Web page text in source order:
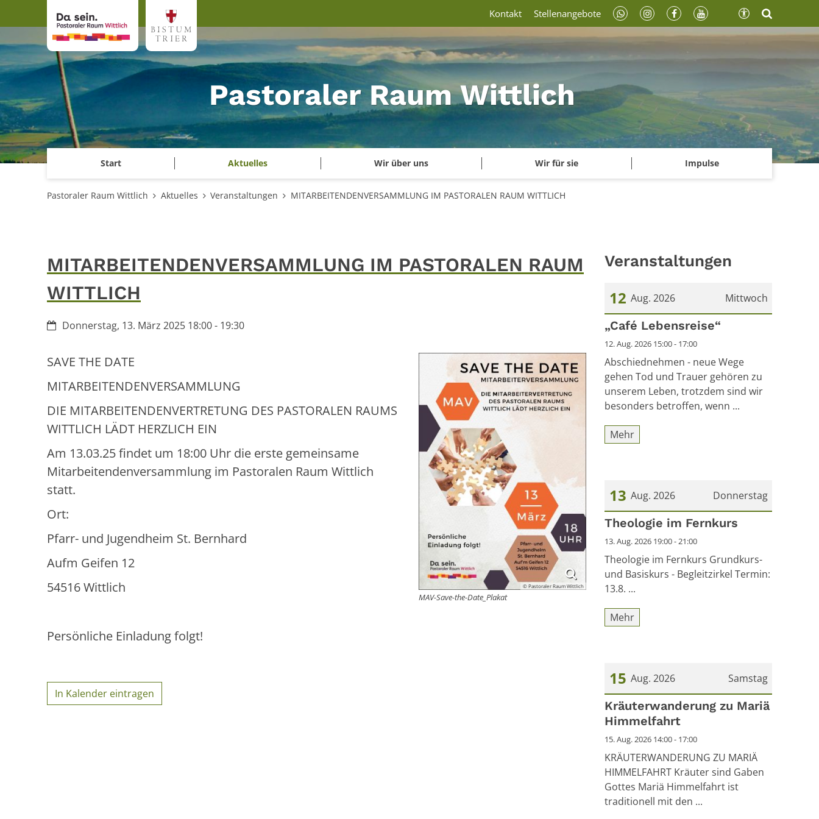
Pastoraler Raum Wittlich
Start Aktuelles Wir über uns Wir für sie Impulse
Kontakt Stellenangebote
Pastoraler Raum Wittlich Aktuelles Veranstaltungen MITARBEITENDENVERSAMMLUNG IM PASTORALEN RAUM WITTLICH
MITARBEITENDENVERSAMMLUNG IM PASTORALEN RAUM
WITTLICH
Datum:Donnerstag, 13. März 2025 18:00 - 19:30
© Pastoraler Raum Wittlich
MAV-Save-the-Date_Plakat
SAVE THE DATE
MITARBEITENDENVERSAMMLUNG
DIE MITARBEITENDENVERTRETUNG DES PASTORALEN RAUMS
WITTLICH LÄDT HERZLICH EIN
Am 13.03.25 findet um 18:00 Uhr die erste gemeinsame
Mitarbeitendenversammlung im Pastoralen Raum Wittlich
statt.
Ort:
Pfarr- und Jugendheim St. Bernhard
Aufm Geifen 12
54516 Wittlich
Persönliche Einladung folgt!
In Kalender eintragen
Veranstaltungen
Mittwoch
12 Aug. 2026
Datum: 12. August 2026
„Café Lebensreise“
12. Aug. 2026 15:00 - 17:00
Abschiednehmen - neue Wege
gehen Tod und Trauer gehören zu
unserem Leben, trotzdem sind wir
besonders betroffen, wenn ...
Mehr
Donnerstag
13 Aug. 2026
Datum: 13. August 2026
Theologie im Fernkurs
13. Aug. 2026 19:00 - 21:00
Theologie im Fernkurs Grundkurs-
und Basiskurs - Begleitzirkel Termin:
13.8. ...
Mehr
Samstag
15 Aug. 2026
Datum: 15. August 2026
Kräuterwanderung zu Mariä
Himmelfahrt
15. Aug. 2026 14:00 - 17:00
KRÄUTERWANDERUNG ZU MARIÄ
HIMMELFAHRT Kräuter sind Gaben
Gottes Mariä Himmelfahrt ist
traditionell mit den ...